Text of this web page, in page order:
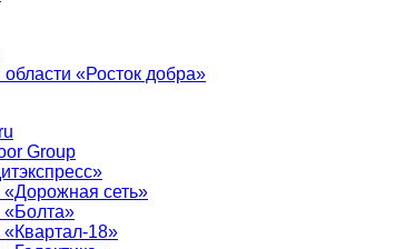
«Росток добра»
Group
«Дорожная сеть»
«Болта»
18»